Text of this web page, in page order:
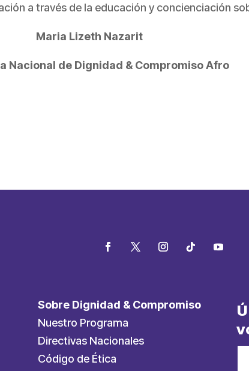
a través de la educación y concienciación
Maria Lizeth Nazarit
Nacional de Dignidad & Compromiso Afro
Sobre Dignidad & Compromiso
Nuestro Programa
Directivas Nacionales
Código de Ética